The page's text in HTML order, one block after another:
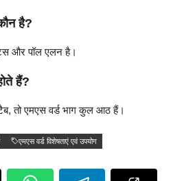
है?
और पॉल एलन है।
हैं?
तो एमएस वर्ड भाग कुल आठ हैं।
एमएस वर्ड विशेषताएं एवं उपयोग